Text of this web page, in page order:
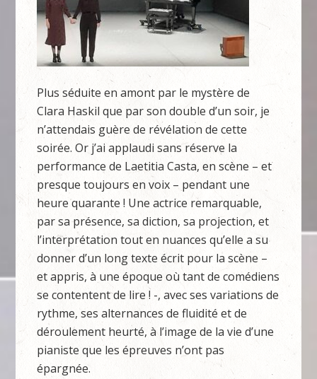
Plus séduite en amont par le mystère de
Clara Haskil que par son double d’un soir, je
n’attendais guère de révélation de cette
soirée. Or j’ai applaudi sans réserve la
performance de Laetitia Casta, en scène – et
presque toujours en voix – pendant une
heure quarante ! Une actrice remarquable,
par sa présence, sa diction, sa projection, et
l’interprétation tout en nuances qu’elle a su
donner d’un long texte écrit pour la scène –
et appris, à une époque où tant de comédiens
se contentent de lire ! -, avec ses variations de
rythme, ses alternances de fluidité et de
déroulement heurté, à l’image de la vie d’une
pianiste que les épreuves n’ont pas
épargnée.